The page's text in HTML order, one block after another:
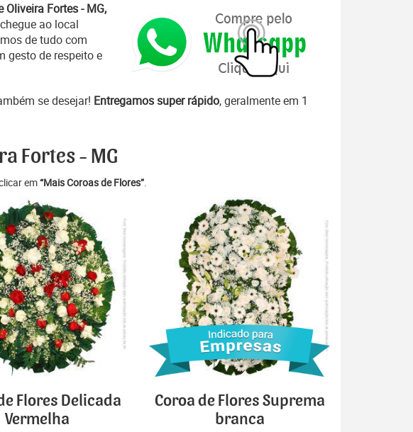
Fortes - MG,
ao local
de tudo com
gesto de respeito e
se desejar! Entregamos super rápido, geralmente em 1
Fortes - MG
em“Mais Coroas de Flores”.
Flores Delicada
Vermelha
Coroa de Flores Suprema
branca